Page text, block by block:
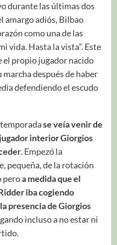
durante las últimas dos
amargo adiós, Bilbao
como una de las
vida. Hasta la vista”. Este
el propio jugador nacido
después de haber
defendiendo el escudo
se veía venir de
interior Giorgios
. Empezó la
pequeña, de la rotación
peroa medida que el
iba cogiendo
presencia de Giorgios
incluso a no estar ni